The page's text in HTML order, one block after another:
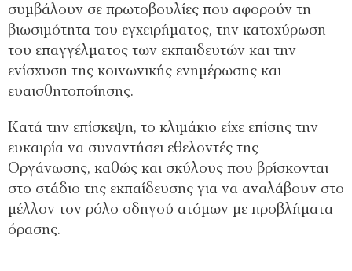
συμβάλουν σε πρωτοβουλίες που αφορούν τη
βιωσιμότητα του εγχειρήματος, την κατοχύρωση
του επαγγέλματος των εκπαιδευτών και την
ενίσχυση της κοινωνικής ενημέρωσης και
ευαισθητοποίησης.
Κατά την επίσκεψη, το κλιμάκιο είχε επίσης την
ευκαιρία να συναντήσει εθελοντές της
Οργάνωσης, καθώς και σκύλους που βρίσκονται
στο στάδιο της εκπαίδευσης για να αναλάβουν στο
μέλλον τον ρόλο οδηγού ατόμων με προβλήματα
όρασης.